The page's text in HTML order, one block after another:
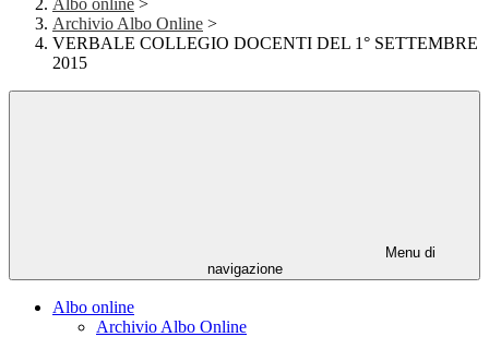
Albo online >
Archivio Albo Online >
VERBALE COLLEGIO DOCENTI DEL 1° SETTEMBRE
2015
Menu di
navigazione
Albo online
Archivio Albo Online